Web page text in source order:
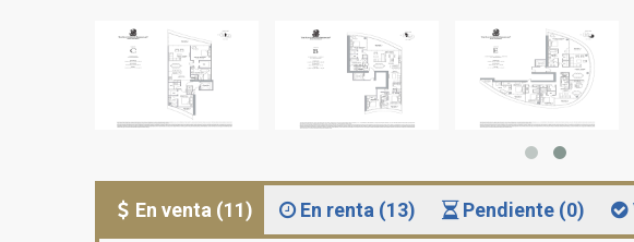
En venta (11) En renta (13) Pendiente (0)